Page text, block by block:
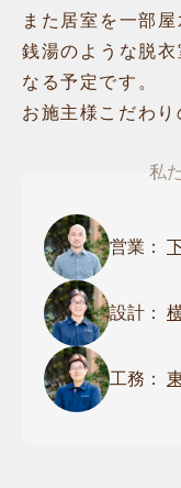
また居室を一部
銭湯のような脱
なる予定です。
お施主様こだわり
私
営業：
設計：
工務：